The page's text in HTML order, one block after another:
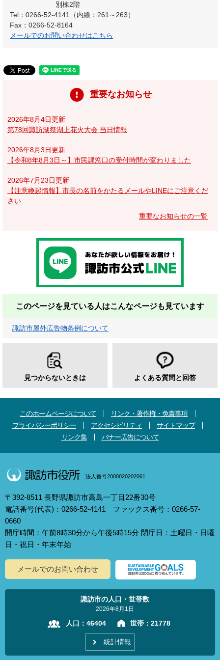
別棟2階
Tel：0266-52-4141（内線：261～263）
Fax：0266-52-8164
メールでのお問い合わせはこちら
重要なお知らせ
2026年8月4日更新
第78回諏訪湖祭湖上花火大会 当日情報
2026年8月3日更新
【令和8年8月3日～】市民課窓口の受付時間が変わりました
2026年7月23日更新
【注意喚起情報】市長の名前をかたるメールやLINEにご注意くだ
さい
重要なお知らせの一覧
このページを見ている人はこんなページも見ています
諏訪市屋外広告物条例について
見つからないときは よくある質問と回答
このホームページについて
リンク・著作権・免責事項
プライバシーポリシー
アクセシビリティ
サイトマップ
リンク集
バナー広告について
法人番号2000020202061
〒392-8511 長野県諏訪市高島一丁目22番30号
電話番号(代表)：0266-52-4141 ファックス番号：0266-57-
0660
開庁時間：午前8時30分から午後5時15分 閉庁日：土曜日・日曜
日・祝日・年末年始
メールでのお問い合わせ
諏訪市の人口・世帯数
2026年8月1日
人口： 46404 世帯： 21778
統計情報